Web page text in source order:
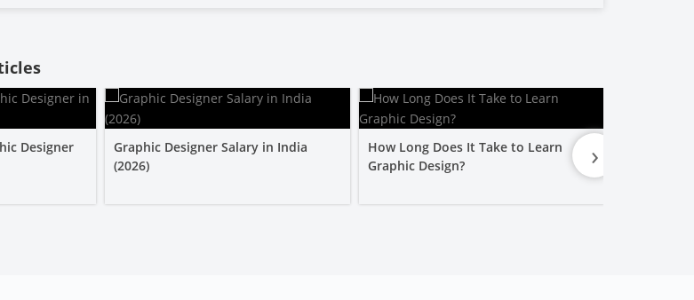
Designer
Graphic Designer Salary in India
(2026)
How Long Does It Take to Learn
Graphic Design?
›